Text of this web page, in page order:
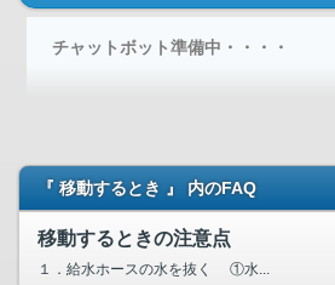
チャットボット準備中・・・・
『 移動するとき 』 内のFAQ
移動するときの注意点
１．給水ホースの水を抜く ①水...